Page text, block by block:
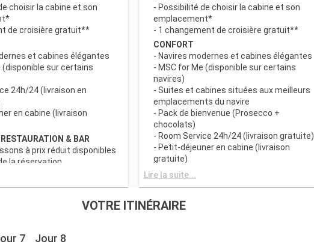
choisir la cabine et son
de croisière gratuit**
et cabines élégantes
(disponible sur certains
24h/24 (livraison en
en cabine (livraison
& BAR
à prix réduit disponibles
la réservation
choix de spécialités
- Possibilité de choisir la cabine et son
emplacement*
- 1 changement de croisière gratuit**
CONFORT
- Navires modernes et cabines élégantes
- MSC for Me (disponible sur certains
navires)
- Suites et cabines situées aux meilleurs
emplacements du navire
- Pack de bienvenue (Prosecco +
chocolats)
- Room Service 24h/24 (livraison gratuite)
- Petit-déjeuner en cabine (livraison
gratuite)
AVANTAGES RESTAURATION & BAR
- Buffet avec grand choix de spécialités
Lire la suite...
VOTRE ITINÉRAIRE
7 Jour 8